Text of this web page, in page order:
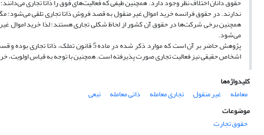
ندارند. در حقوق فرانسه خرید اموال غیر منقول به قصد فروش ذاتا تجاری تلقی می‌شود؛
همچنین برخی شرکت‌ها در حقوق آن کشور از لحاظ شکلی تجاری هستند؛ لذا خرید اموال
می‌شود.
اشخاص حقیقی نیز فعالیت تجاری صورت پذیرفته است. همچنین با توجه به قیاس اولویت،
کلیدواژه‌ها
معامله
غیر منقول تجاری معامله ذاتی معامله
تبعی
موضوعات
حقوق تجارت